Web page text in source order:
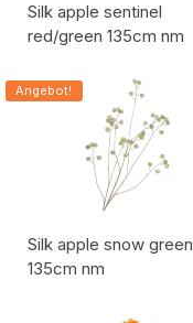
Silk apple sentinel
red/green 135cm nm
Artikelcode:
Angebot!
Silk apple snow green
135cm nm